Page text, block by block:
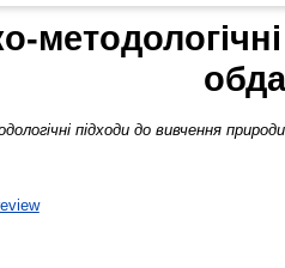
підходи до вивчення